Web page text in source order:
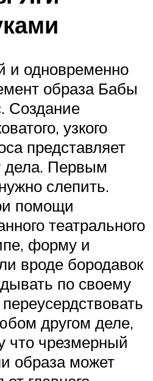
одновременно
образа Бабы
Создание
узкого
представляет
дела. Первым
слепить.
помощи
театрального
форму и
вроде бородавок
по своему
другом деле,
что чрезмерный
образа может